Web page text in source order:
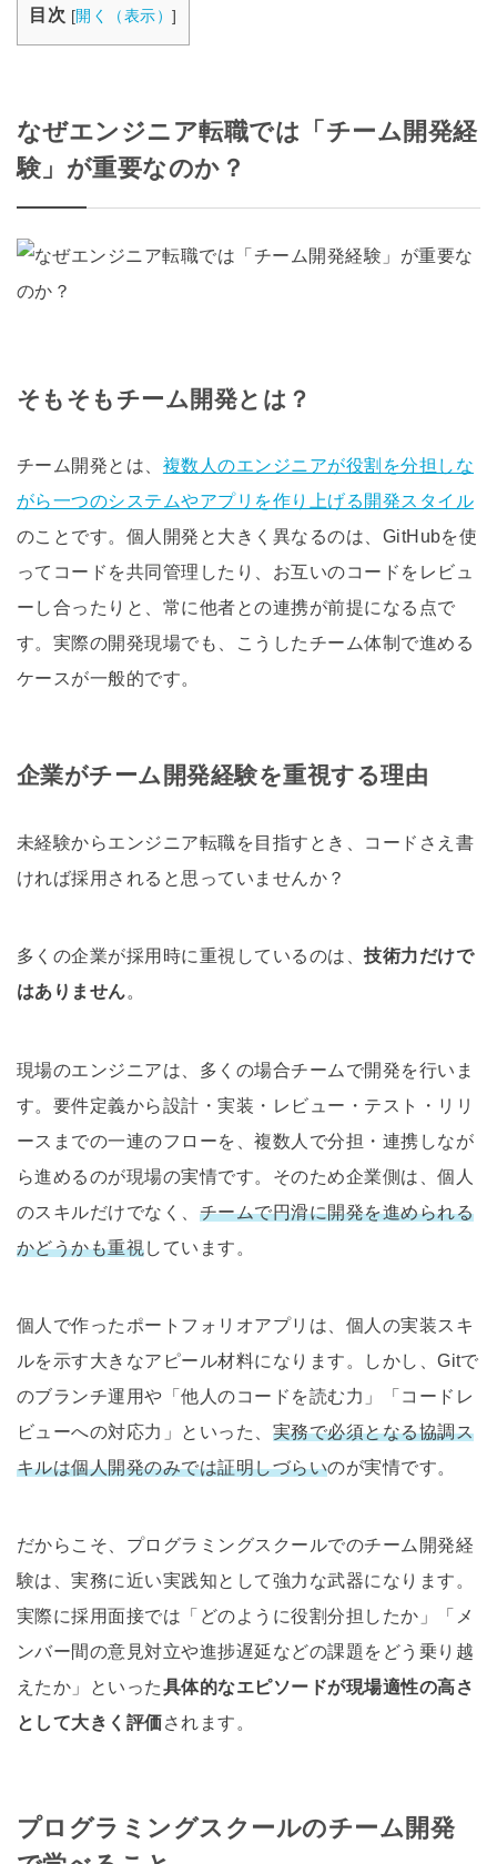
目次 [開く（表示）]
なぜエンジニア転職では「チーム開発経
験」が重要なのか？
そもそもチーム開発とは？
チーム開発とは、 複数人のエンジニアが役割を分担しな
がら一つのシステムやアプリを作り上げる開発スタイル
のことです。個人開発と大きく異なるのは、GitHubを使
ってコードを共同管理したり、お互いのコードをレビュ
ーし合ったりと、常に他者との連携が前提になる点で
す。実際の開発現場でも、こうしたチーム体制で進める
ケースが一般的です。
企業がチーム開発経験を重視する理由
未経験からエンジニア転職を目指すとき、コードさえ書
ければ採用されると思っていませんか？
多くの企業が採用時に重視しているのは、技術力だけで
はありません。
現場のエンジニアは、多くの場合チームで開発を行いま
す。要件定義から設計・実装・レビュー・テスト・リリ
ースまでの一連のフローを、複数人で分担・連携しなが
ら進めるのが現場の実情です。そのため企業側は、個人
のスキルだけでなく、 チームで円滑に開発を進められる
かどうかも重視しています。
個人で作ったポートフォリオアプリは、個人の実装スキ
ルを示す大きなアピール材料になります。しかし、Gitで
のブランチ運用や「他人のコードを読む力」「コードレ
ビューへの対応力」といった、 実務で必須となる協調ス
キルは個人開発のみでは証明しづらいのが実情です。
だからこそ、プログラミングスクールでのチーム開発経
験は、実務に近い実践知として強力な武器になります。
実際に採用面接では「どのように役割分担したか」「メ
ンバー間の意見対立や進捗遅延などの課題をどう乗り越
えたか」といった具体的なエピソードが現場適性の高さ
として大きく評価 されます。
プログラミングスクールのチーム開発